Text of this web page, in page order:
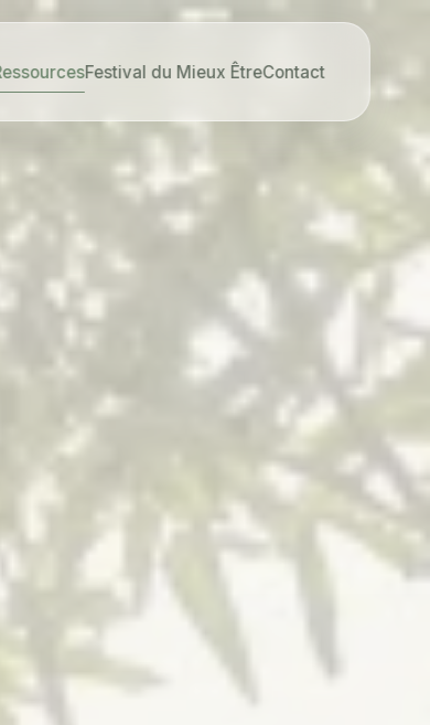
Festival du Mieux ÊtreContact